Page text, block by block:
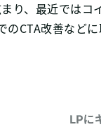
り、最近では
CTA改善など